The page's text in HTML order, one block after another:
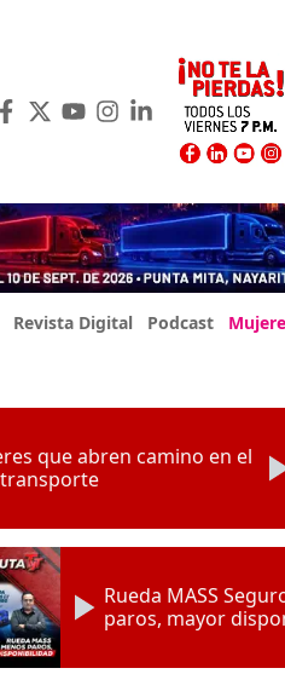
Revista Digital Podcast
que abren camino en el
Rueda MASS
paros, mayor